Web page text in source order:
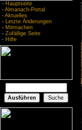
- Hauptseite
- Almanach-Portal
- Aktuelles
- Letzte Änderungen
- Mitmachen
- Zufällige Seite
- Hilfe